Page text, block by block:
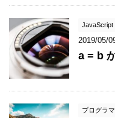
JavaScript
2019/05/
a = b
プログラ